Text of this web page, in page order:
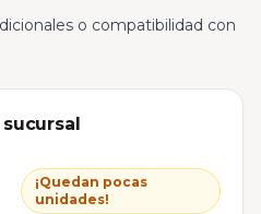
o compatibilidad con
¡Quedan pocas
unidades!